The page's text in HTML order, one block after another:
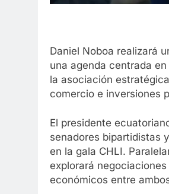
Daniel Noboa realizará
una agenda centrada
la asociación
comercio e inversiones
El presidente
senadores bipartidistas
en la gala CHLI.
explorará
económicos entre